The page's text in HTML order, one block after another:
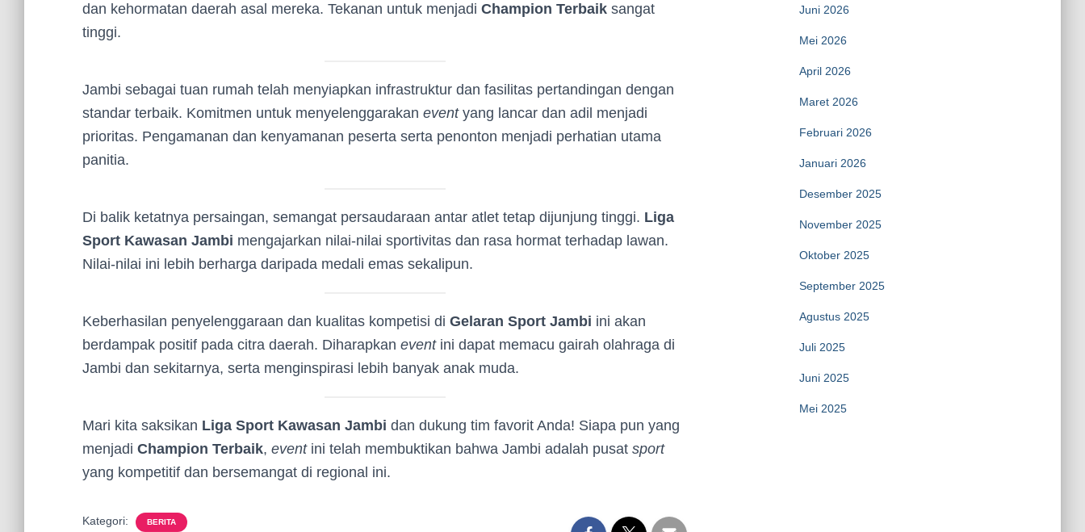
dan kehormatan daerah asal mereka. Tekanan untuk menjadi Champion Terbaik sangat
tinggi.
Jambi sebagai tuan rumah telah menyiapkan infrastruktur dan fasilitas pertandingan dengan
standar terbaik. Komitmen untuk menyelenggarakan eventyang lancar dan adil menjadi
prioritas. Pengamanan dan kenyamanan peserta serta penonton menjadi perhatian utama
panitia.
Di balik ketatnya persaingan, semangat persaudaraan antar atlet tetap dijunjung tinggi. Liga
Sport Kawasan Jambi mengajarkan nilai-nilai sportivitas dan rasa hormat terhadap lawan.
Nilai-nilai ini lebih berharga daripada medali emas sekalipun.
Keberhasilan penyelenggaraan dan kualitas kompetisi di Gelaran Sport Jambi ini akan
berdampak positif pada citra daerah. Diharapkan eventini dapat memacu gairah olahraga di
Jambi dan sekitarnya, serta menginspirasi lebih banyak anak muda.
Mari kita saksikan Liga Sport Kawasan Jambi dan dukung tim favorit Anda! Siapa pun yang
menjadi Champion Terbaik, eventini telah membuktikan bahwa Jambi adalah pusat sport
yang kompetitif dan bersemangat di regional ini.
Kategori: BERITA
Juni 2026
Mei 2026
April 2026
Maret 2026
Februari 2026
Januari 2026
Desember 2025
November 2025
Oktober 2025
September 2025
Agustus 2025
Juli 2025
Juni 2025
Mei 2025